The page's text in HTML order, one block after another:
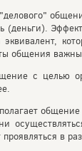
(деньги).
общения
с целью
общение
в